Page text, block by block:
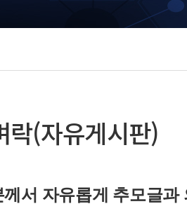
락(자유게시판)
서 자유롭게 추모글과